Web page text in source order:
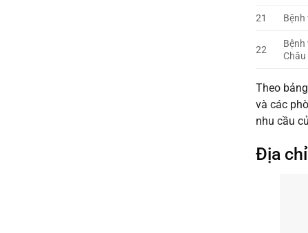
21 Bệnh
22
Bệnh
Châu
Theo
và các
nhu cầu
Địa